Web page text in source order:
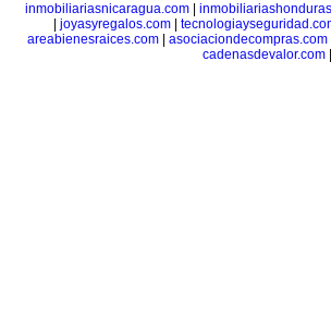
inmobiliariasnicaragua.com|
joyasyregalos.com
areabienesraices.com| asociaciondecompras.com
cadenasdevalor.com|